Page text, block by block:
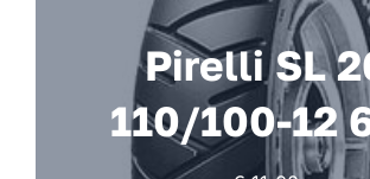
Pirelli SL
110/100-12